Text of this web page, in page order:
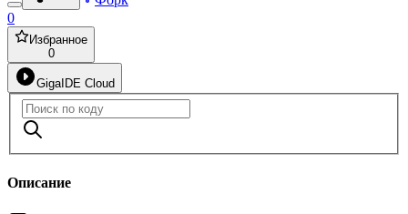
0
Избранное
0
GigaIDE Cloud
Описание